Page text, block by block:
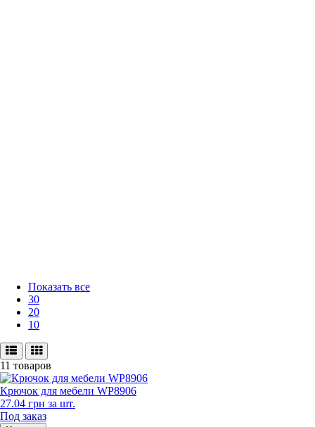
Показать все
30
20
10
11 товаров
Крючок для мебели WP8906
27.04 грн за шт.
Под заказ